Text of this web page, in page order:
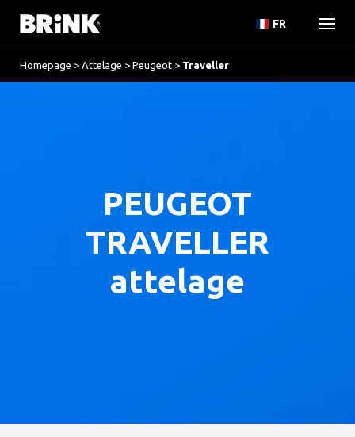
FR
Homepage > Attelage > Peugeot > Traveller
PEUGEOT
TRAVELLER
attelage